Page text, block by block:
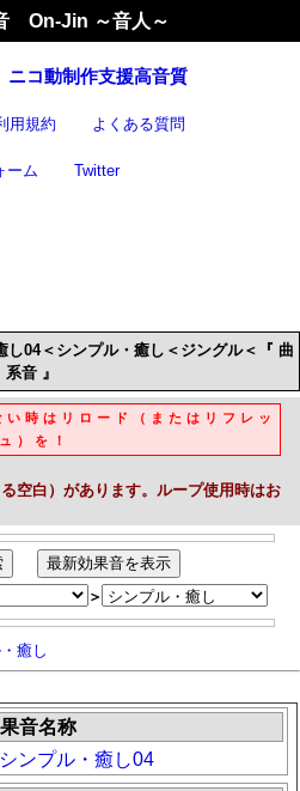
On-Jin ～音人～
ニコ動制作支援高音質
用規約 よくある質問
ーム Twitter
04＜シンプル・癒し＜ジングル＜『 曲
系音 』
時はリロード（またはリフレッ
）を！
空白）があります。ループ使用時はお
＞
癒し
音名称
ンプル・癒し04